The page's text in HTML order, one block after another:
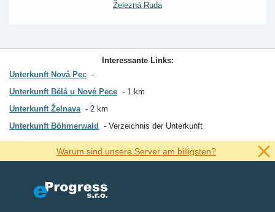
Železná Ruda
Interessante Links:
Unterkunft Nová Pec
Unterkunft Bělá u Nové Pece
1 km
Unterkunft Želnava
2 km
Unterkunft Böhmerwald
Verzeichnis der Unterkunft
Warum sind unsere Server am billigsten?